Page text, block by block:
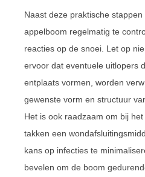
Naast deze praktische
appelboom regelmatig te
reacties op de snoei. Let op
ervoor dat eventuele uitlopers
entplaats vormen, worden
gewenste vorm en structuur
Het is ook raadzaam om bij
takken een
kans op infecties te
bevelen om de boom